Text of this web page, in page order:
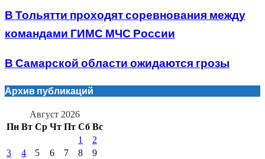
В Тольятти проходят соревнования между
командами ГИМС МЧС России
В Самарской области ожидаются грозы
Архив публикаций
Август 2026
Пн Вт Ср Чт Пт Сб Вс
1
2
3
4 5 6 7 8
9